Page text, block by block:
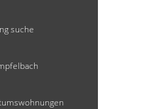
suche